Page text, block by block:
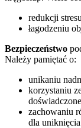
redukcji
łagodzeniu
Bezpieczeństwo
Należy pamiętać o:
unikaniu
korzystaniu
zachowaniu
dla